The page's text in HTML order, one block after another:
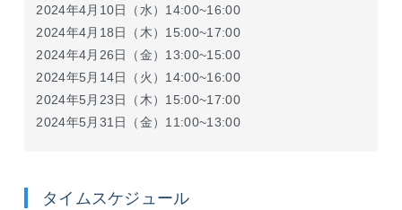
2024年4月10日（水）14:00~16:00
2024年4月18日（木）15:00~17:00
2024年4月26日（金）13:00~15:00
2024年5月14日（火）14:00~16:00
2024年5月23日（木）15:00~17:00
2024年5月31日（金）11:00~13:00
タイムスケジュール